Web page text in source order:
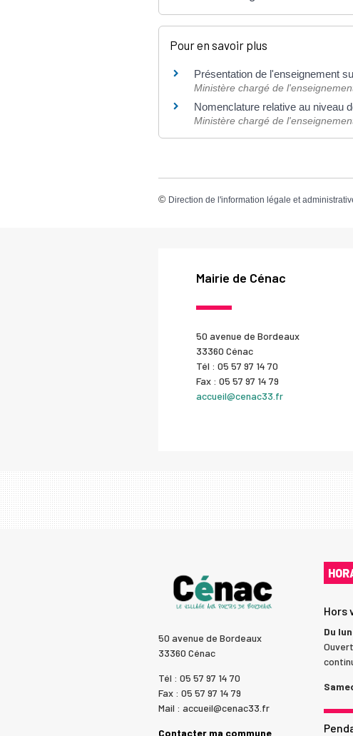
Pour en savoir plus
Présentation de l'enseignement
Ministère chargé de
Nomenclature relative au niveau
Ministère chargé de
© Direction de l'information légale et
Mairie de Cénac
50 avenue de Bordeaux
33360 Cénac
Tél : 05 57 97 14 70
Fax : 05 57 97 14 79
accueil@cenac33.fr
50 avenue de Bordeaux
33360 Cénac
Tél : 05 57 97 14 70
Fax : 05 57 97 14 79
Mail : accueil@cenac33.fr
Contacter ma commune
Hors
Du